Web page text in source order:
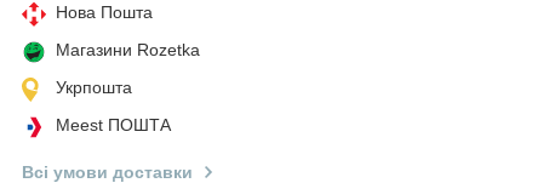
Нова Пошта
Магазини Rozetka
Укрпошта
Meest ПОШТА
Всі умови доставки